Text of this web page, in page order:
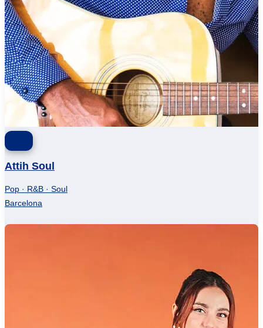
Attih Soul
Pop · R&B · Soul
Barcelona